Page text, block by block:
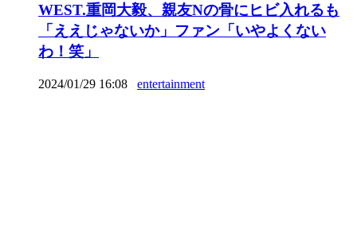
WEST.重岡大毅、親友Nの骨にヒビ入れるも
「ええじゃないか」ファン「いやよくない
わ！笑」
2024/01/29 16:08 entertainment